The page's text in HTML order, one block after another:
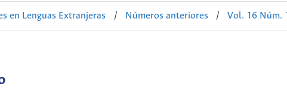
en Lenguas Extranjeras / Números anteriores / Vol. 16 Núm.